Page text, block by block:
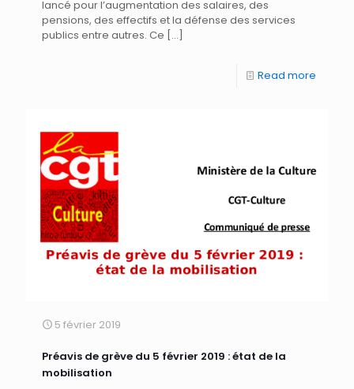
lancé pour l’augmentation des salaires, des
pensions, des effectifs et la défense des services
publics entre autres. Ce […]
Read more
5 février 2019
Préavis de grève du 5 février 2019 : état de la
mobilisation